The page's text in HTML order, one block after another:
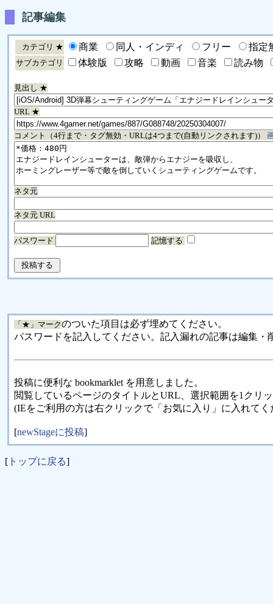
記事編集
カテゴリ ★ 商業 同人・インディ フリー 指定
サブカテゴリ 体験版 攻略 動画 音楽 読み物
見出し ★
URL ★
コメント（4行まで・タグ無効・URLは4つまで(自動リンクされます)）
ネタ元
ネタ元 URL
パスワード 記憶する
「★」マークのついた項目は必ず埋めてください。
パスワードを記入してください。記入漏れの記事は編集・
投稿に便利な bookmarklet を用意しました。
閲覧しているページのタイトルとURL、選択範囲を1クリ
(IEをご利用の方は右クリックで「お気に入り」に入れてく
[newStageに投稿]
[ トップに戻る]